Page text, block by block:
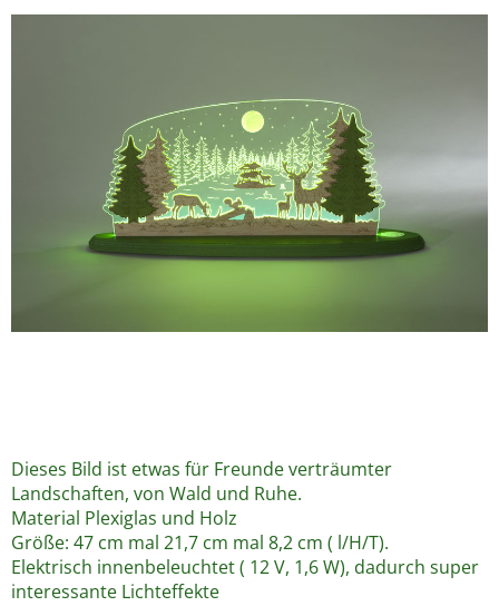
Dieses Bild ist etwas für Freunde verträumter
Landschaften, von Wald und Ruhe.
Material Plexiglas und Holz
Größe: 47 cm mal 21,7 cm mal 8,2 cm ( l/H/T).
Elektrisch innenbeleuchtet ( 12 V, 1,6 W), dadurch super
interessante Lichteffekte